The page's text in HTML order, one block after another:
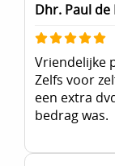
Dhr. Paul de
Vriendelijke
Zelfs voor
een extra
bedrag was.